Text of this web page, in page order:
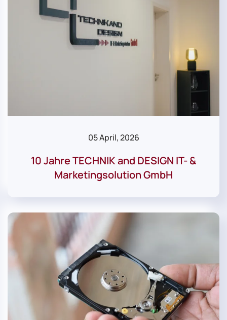
05 April, 2026
10 Jahre TECHNIK and DESIGN IT- &
Marketingsolution GmbH